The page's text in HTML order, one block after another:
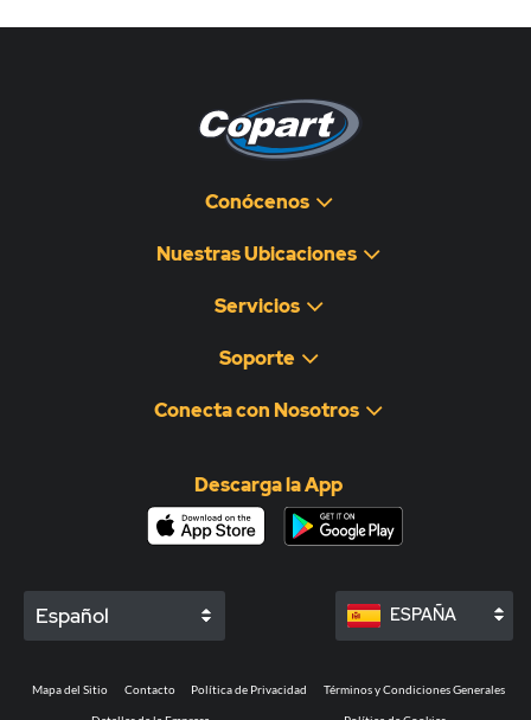
Conócenos
Nuestras Ubicaciones
Servicios
Soporte
Conecta con Nosotros
Descarga la App
Español ESPAÑA
Mapa del Sitio Contacto Política de Privacidad Términos y Condiciones Generales